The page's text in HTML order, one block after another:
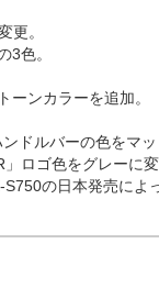
更。
3色。
ーンカラーを追加。
ドルバーの色をマ
ロゴ色をグレーに
S750の日本発売に